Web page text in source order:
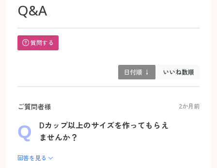
Q&A
質問する
日付順 ↓ いいね数順
ご質問者様 2か月前
Dカップ以上のサイズを作ってもらえ
ませんか？
回答を見る